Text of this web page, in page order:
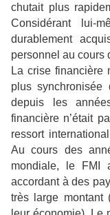
chutait plus
Considérant lui-
durablement
personnel au cours
La crise financière
plus synchronisée
depuis les
financière n’était
ressort
Au cours des
mondiale, le FMI
accordant à des
très large montant